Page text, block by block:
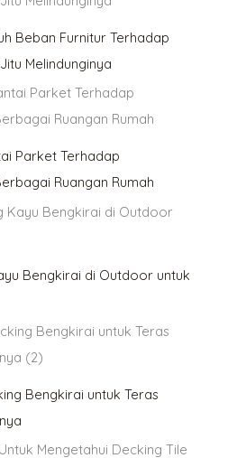
Beban Furnitur Terhadap
Melindunginya
Parket Terhadap
Ruangan Rumah
Bengkirai di Outdoor untuk
Bengkirai untuk Teras